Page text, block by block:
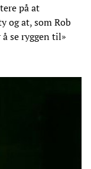
på at
og at, som Rob
se ryggen til»